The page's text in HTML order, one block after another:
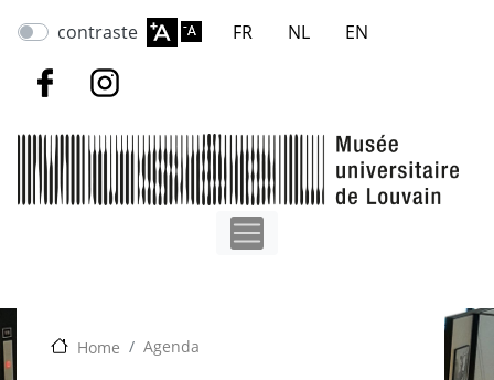
au
contraste FR NL EN
Home Agenda